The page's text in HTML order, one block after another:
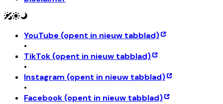
YouTube (opent in nieuw tabblad)
•
TikTok (opent in nieuw tabblad)
•
Instagram (opent in nieuw tabblad)
•
Facebook (opent in nieuw tabblad)